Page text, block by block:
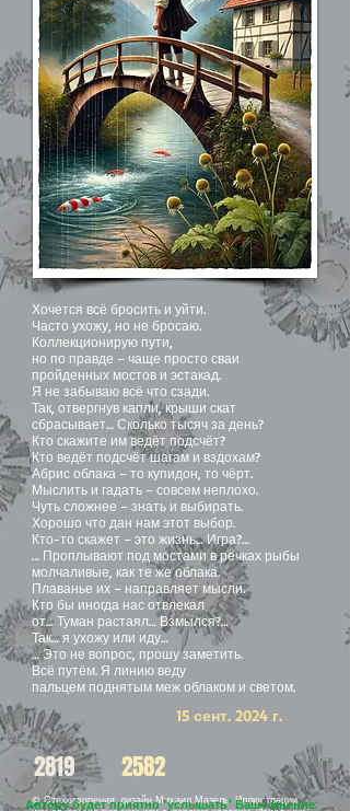
Хочется всё бросить и уйти.
Часто ухожу, но не бросаю.
Коллекционирую пути,
но по правде – чаще просто сваи
пройденных мостов и эстакад.
Я не забываю всё что сзади.
Так, отвергнув капли, крыши скат
сбрасывает… Сколько тысяч за день?
Кто скажите им ведёт подсчёт?
Кто ведёт подсчёт шагам и вздохам?
Абрис облака – то купидон, то чёрт.
Мыслить и гадать – совсем неплохо.
Чуть сложнее – знать и выбирать.
Хорошо что дан нам этот выбор.
Кто-то скажет – это жизнь… Игра?…
… Проплывают под мостами в речках рыбы
молчаливые, как те же облака.
Плаванье их – направляет мысли.
Кто бы иногда нас отвлекал
от… Туман растаял… Взмылся?…
Так… я ухожу или иду…
… Это не вопрос, прошу заметить.
Всё путём. Я линию веду
пальцем поднятым меж облаком и светом.
15 сент. 2024 г.
2819 2582
© Стихотворения, дизайн Михаил Мазель. Иллюстрации
Автору будет приятно "услышать" Ваше мнение: